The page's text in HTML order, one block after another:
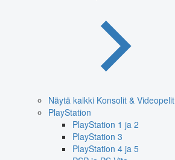
Näytä kaikki Konsolit & Videopelit
PlayStation
PlayStation 1 ja 2
PlayStation 3
PlayStation 4 ja 5